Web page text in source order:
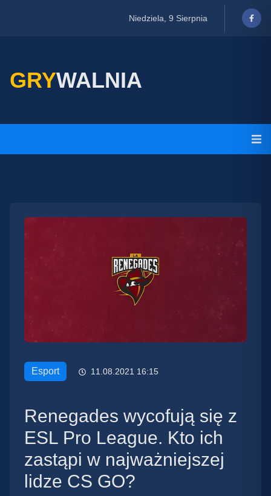
Niedziela, 9 Sierpnia
GRYWALNIA
Esport 11.08.2021 16:15
Renegades wycofują się z
ESL Pro League. Kto ich
zastąpi w najważniejszej
lidze CS GO?